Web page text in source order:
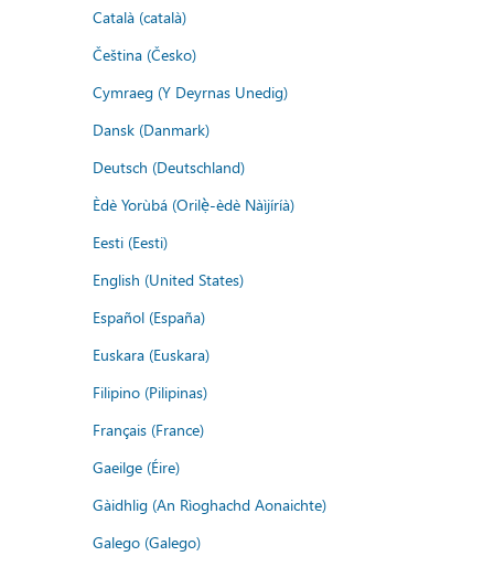
Català (català)
Čeština (Česko)
Cymraeg (Y Deyrnas Unedig)
Dansk (Danmark)
Deutsch (Deutschland)
Èdè Yorùbá (Orilẹ̀-èdè Nàìjíríà)
Eesti (Eesti)
English (United States)
Español (España)
Euskara (Euskara)
Filipino (Pilipinas)
Français (France)
Gaeilge (Éire)
Gàidhlig (An Rìoghachd Aonaichte)
Galego (Galego)